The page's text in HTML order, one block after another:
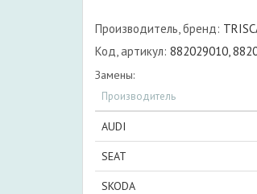
Производитель, бренд:
Код, артикул: 882029010,
Замены:
Производитель
AUDI
SEAT
SKODA